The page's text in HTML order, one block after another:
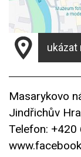
ukázat
Masarykovo
Jindřichův
Telefon: